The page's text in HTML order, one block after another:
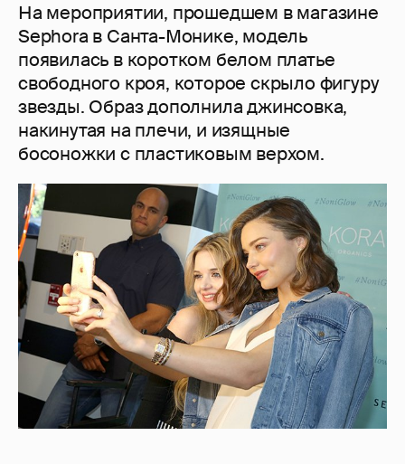
На мероприятии, прошедшем в магазине
Sephora в Санта-Монике, модель
появилась в коротком белом платье
свободного кроя, которое скрыло фигуру
звезды. Образ дополнила джинсовка,
накинутая на плечи, и изящные
босоножки с пластиковым верхом.